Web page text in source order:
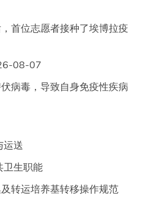
首位志愿者接种了埃博拉疫
08-07
病毒，导致自身免疫性疾病
运送
卫生职能
转运培养基转移操作规范